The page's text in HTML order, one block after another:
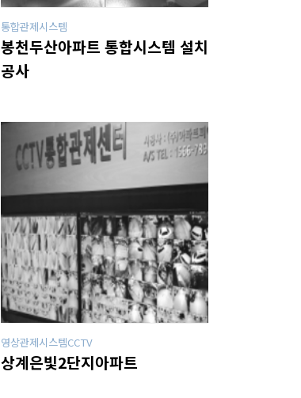
통합관제시스템
봉천두산아파트 통합시스템 설치
공사
영상관제시스템CCTV
상계은빛2단지아파트